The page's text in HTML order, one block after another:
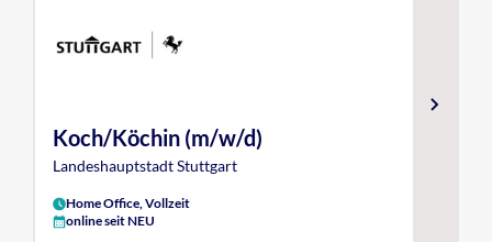
Koch/Köchin (m/w/d)
Landeshauptstadt Stuttgart
Home Office, Vollzeit
online seit NEU